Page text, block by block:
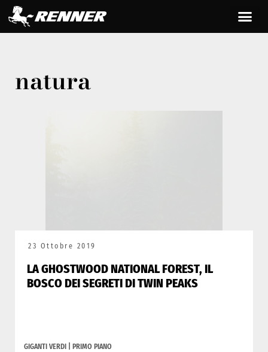
natura
23 Ottobre 2019
LA GHOSTWOOD NATIONAL FOREST, IL
BOSCO DEI SEGRETI DI TWIN PEAKS
GIGANTI VERDI PRIMO PIANO